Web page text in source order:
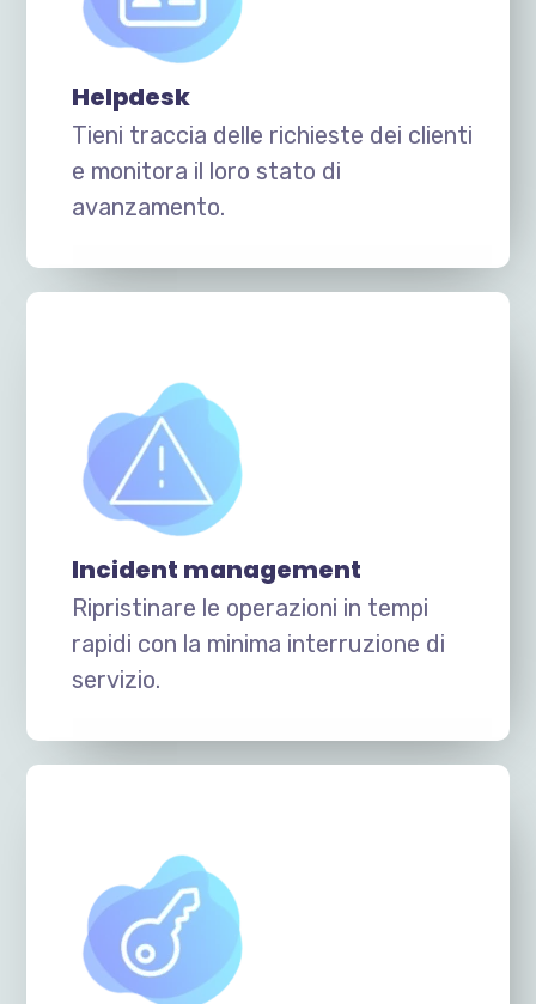
Helpdesk
Tieni traccia delle richieste dei clienti
e monitora il loro stato di
avanzamento.
Incident management
Ripristinare le operazioni in tempi
rapidi con la minima interruzione di
servizio.